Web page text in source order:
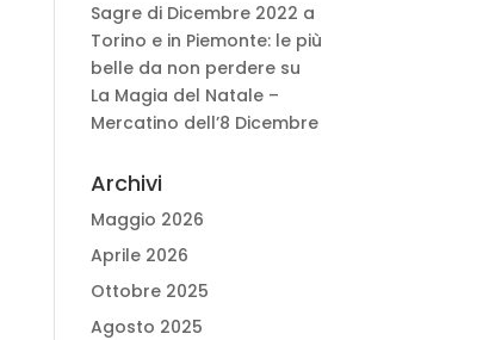
Sagre di Dicembre 2022 a
Torino e in Piemonte: le più
belle da non perdere su
La Magia del Natale –
Mercatino dell’8 Dicembre
Archivi
Maggio 2026
Aprile 2026
Ottobre 2025
Agosto 2025